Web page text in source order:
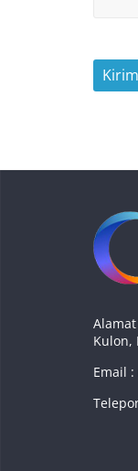
Kulon,
Email :